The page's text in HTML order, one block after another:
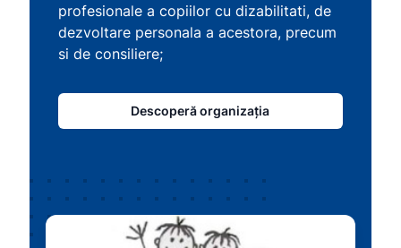
profesionale a copiilor cu dizabilitati, de
dezvoltare personala a acestora, precum
si de consiliere;
Descoperă organizația